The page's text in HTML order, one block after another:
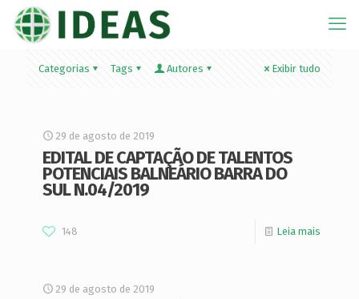
Categorias Tags Autores Exibir tudo
29 de agosto de 2019
EDITAL DE CAPTAÇÃO DE TALENTOS
POTENCIAIS BALNEÁRIO BARRA DO
SUL N.04/2019
148 Leia mais
29 de agosto de 2019